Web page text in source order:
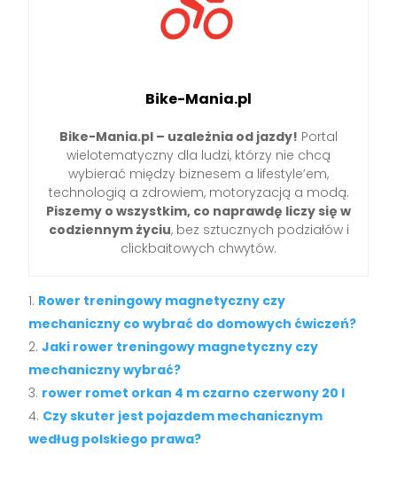
Bike-Mania.pl
Bike-Mania.pl – uzależnia od jazdy! Portal
wielotematyczny dla ludzi, którzy nie chcą
wybierać między biznesem a lifestyle’em,
technologią a zdrowiem, motoryzacją a modą.
Piszemy o wszystkim, co naprawdę liczy się w
codziennym życiu, bez sztucznych podziałów i
clickbaitowych chwytów.
Rower treningowy magnetyczny czy
mechaniczny co wybrać do domowych ćwiczeń?
Jaki rower treningowy magnetyczny czy
mechaniczny wybrać?
rower romet orkan 4 m czarno czerwony 20 l
Czy skuter jest pojazdem mechanicznym
według polskiego prawa?